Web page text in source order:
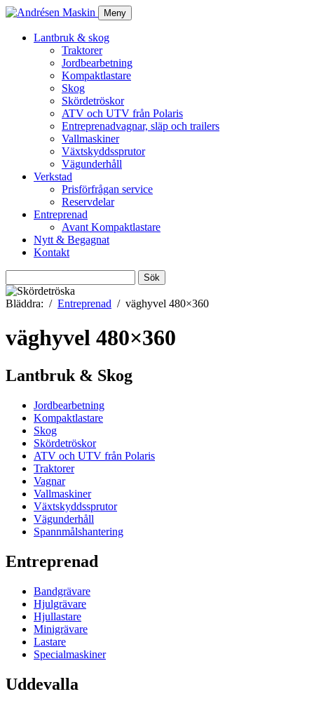
Meny
Lantbruk & skog
Traktorer
Jordbearbetning
Kompaktlastare
Skog
Skördetröskor
ATV och UTV från Polaris
Entreprenadvagnar, släp och trailers
Vallmaskiner
Växtskyddssprutor
Vägunderhåll
Verkstad
Prisförfrågan service
Reservdelar
Entreprenad
Avant Kompaktlastare
Nytt & Begagnat
Kontakt
efter:
Bläddra:
Entreprenad väghyvel 480×360
väghyvel 480×360
Lantbruk & Skog
Jordbearbetning
Kompaktlastare
Skog
Skördetröskor
ATV och UTV från Polaris
Traktorer
Vagnar
Vallmaskiner
Växtskyddssprutor
Vägunderhåll
Spannmålshantering
Entreprenad
Bandgrävare
Hjulgrävare
Hjullastare
Minigrävare
Lastare
Specialmaskiner
Uddevalla